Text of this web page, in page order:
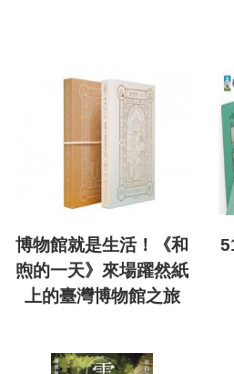
博物館就是生活！《和
煦的一天》來場躍然紙
上的臺灣博物館之旅